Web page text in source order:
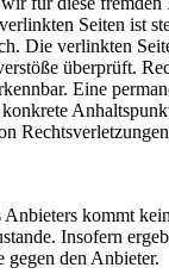
Seiten ist
Die verlinkten
überprüft.
Eine
kommt
Insofern
gegen den Anbieter.